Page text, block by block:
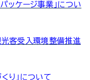
ッケージ事業」につい
光客受入環境整備推進
くり」について